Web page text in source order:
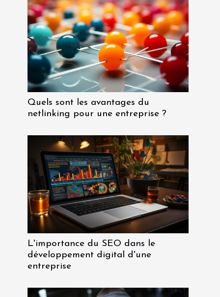
Quels sont les avantages du
netlinking pour une entreprise ?
L'importance du SEO dans le
développement digital d'une
entreprise